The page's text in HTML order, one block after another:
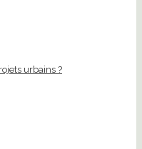
urbains ?